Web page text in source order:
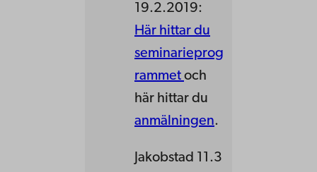
19.2.2019:
Här hittar du
seminarieprog
rammet och
här hittar du
anmälningen.
Jakobstad 11.3